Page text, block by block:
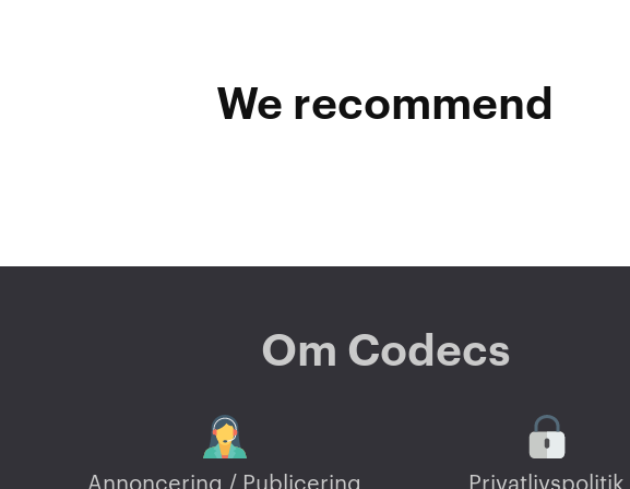
We recommend
Om Codecs
Annoncering / Publicering Privatlivspolitik